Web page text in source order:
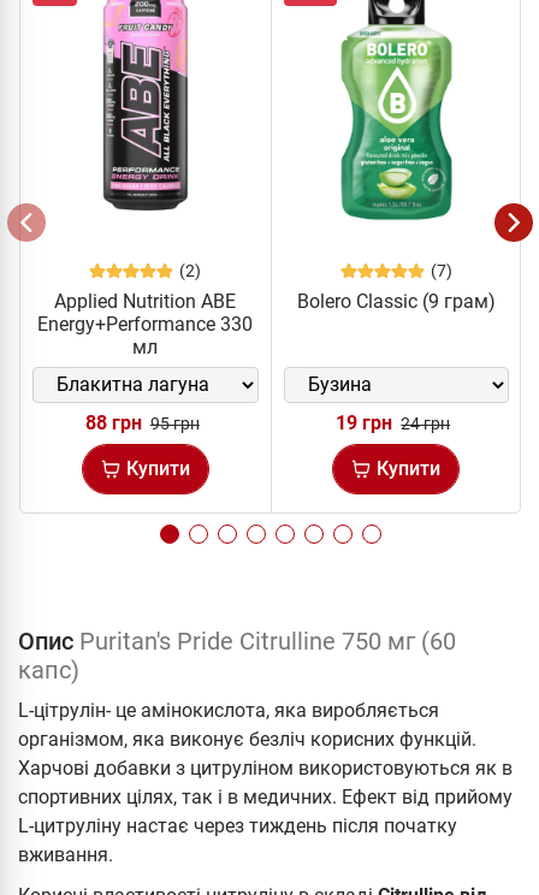
(2)
Applied Nutrition ABE
Energy+Performance 330
мл
88 грн 95 грн
Купити
(7)
Bolero Classic (9 грам)
19 грн 24 грн
Купити
Опис Puritan's Pride Citrulline 750 мг (60
капс)
L-цітрулін- це амінокислота, яка виробляється
організмом, яка виконує безліч корисних функцій.
Харчові добавки з цитруліном використовуються як в
спортивних цілях, так і в медичних. Ефект від прийому
L-цитруліну настає через тиждень після початку
вживання.